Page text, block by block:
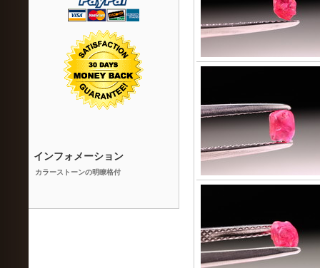
インフォメーション
カラーストーンの明瞭格付